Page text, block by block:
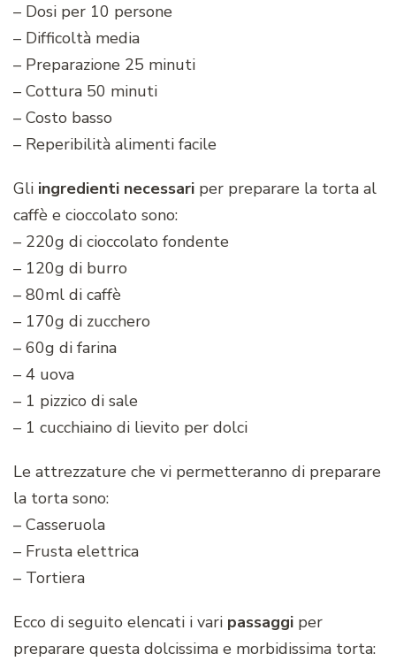
– Dosi per 10 persone
– Difficoltà media
– Preparazione 25 minuti
– Cottura 50 minuti
– Costo basso
– Reperibilità alimenti facile
Gli ingredienti necessari per preparare la torta al
caffè e cioccolato sono:
– 220g di cioccolato fondente
– 120g di burro
– 80ml di caffè
– 170g di zucchero
– 60g di farina
– 4 uova
– 1 pizzico di sale
– 1 cucchiaino di lievito per dolci
Le attrezzature che vi permetteranno di preparare
la torta sono:
– Casseruola
– Frusta elettrica
– Tortiera
Ecco di seguito elencati i vari passaggi per
preparare questa dolcissima e morbidissima torta: